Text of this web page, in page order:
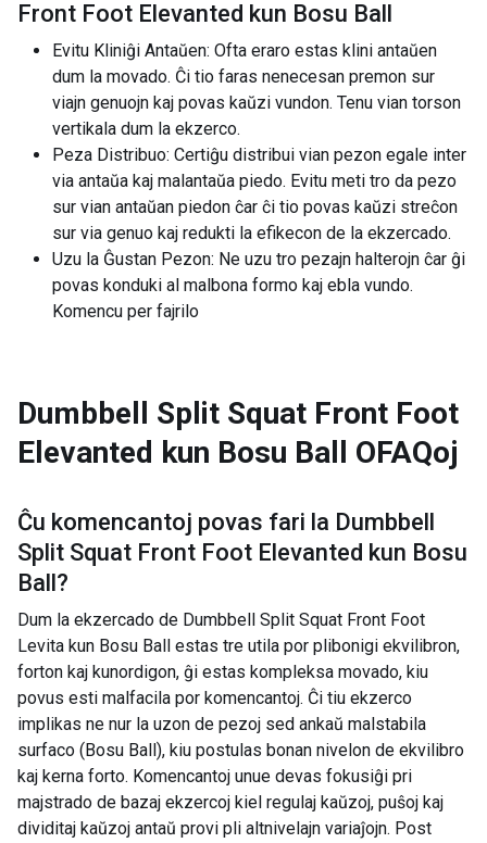
Front Foot Elevanted kun Bosu Ball
Evitu Kliniĝi Antaŭen: Ofta eraro estas klini antaŭen
dum la movado. Ĉi tio faras nenecesan premon sur
viajn genuojn kaj povas kaŭzi vundon. Tenu vian torson
vertikala dum la ekzerco.
Peza Distribuo: Certiĝu distribui vian pezon egale inter
via antaŭa kaj malantaŭa piedo. Evitu meti tro da pezo
sur vian antaŭan piedon ĉar ĉi tio povas kaŭzi streĉon
sur via genuo kaj redukti la efikecon de la ekzercado.
Uzu la Ĝustan Pezon: Ne uzu tro pezajn halterojn ĉar ĝi
povas konduki al malbona formo kaj ebla vundo.
Komencu per fajrilo
Dumbbell Split Squat Front Foot
Elevanted kun Bosu Ball OFAQoj
Ĉu komencantoj povas fari la Dumbbell
Split Squat Front Foot Elevanted kun Bosu
Ball?
Dum la ekzercado de Dumbbell Split Squat Front Foot
Levita kun Bosu Ball estas tre utila por plibonigi ekvilibron,
forton kaj kunordigon, ĝi estas kompleksa movado, kiu
povus esti malfacila por komencantoj. Ĉi tiu ekzerco
implikas ne nur la uzon de pezoj sed ankaŭ malstabila
surfaco (Bosu Ball), kiu postulas bonan nivelon de ekvilibro
kaj kerna forto. Komencantoj unue devas fokusiĝi pri
majstrado de bazaj ekzercoj kiel regulaj kaŭzoj, puŝoj kaj
dividitaj kaŭzoj antaŭ provi pli altnivelajn variaĵojn. Post